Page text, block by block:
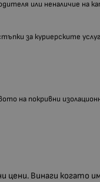
или неналичие на
за куриерските
на покривни
цени. Винаги когато